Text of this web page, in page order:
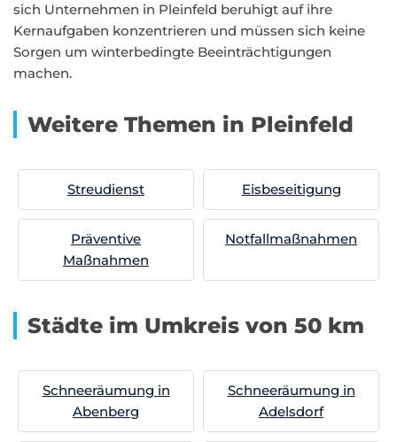
sich Unternehmen in Pleinfeld beruhigt auf ihre
Kernaufgaben konzentrieren und müssen sich keine
Sorgen um winterbedingte Beeinträchtigungen
machen.
Weitere Themen in Pleinfeld
Streudienst Eisbeseitigung
Präventive
Maßnahmen
Notfallmaßnahmen
Städte im Umkreis von 50 km
Schneeräumung in
Abenberg
Schneeräumung in
Adelsdorf